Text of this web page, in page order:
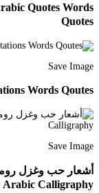
Quotes Words
Quotes
Save Image
Words Qoutes
Save Image
Arabic Calligraphy